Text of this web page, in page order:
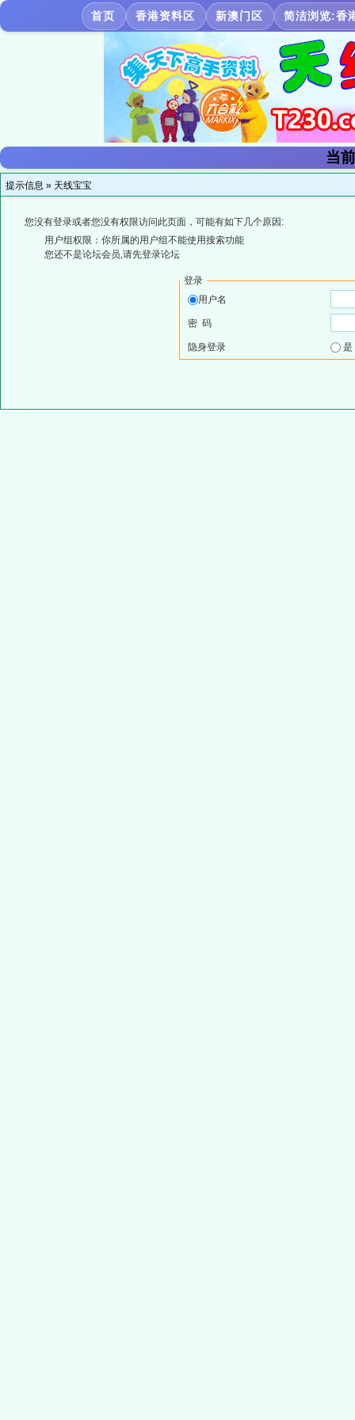
首页 香港资料区 新澳门区 简洁浏览:香
当
提示信息 » 天线宝宝
您没有登录或者您没有权限访问此页面，可能有如下几个原因:
用户组权限：你所属的用户组不能使用搜索功能
您还不是论坛会员,请先登录论坛
登录
用户名
密 码
隐身登录